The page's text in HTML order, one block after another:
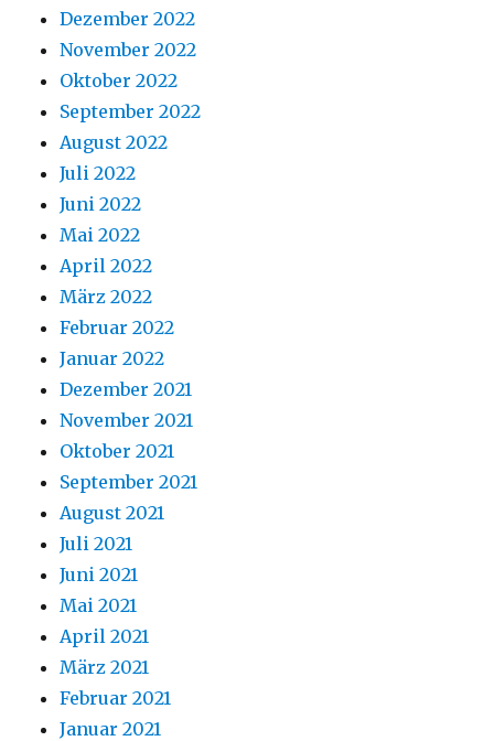
Dezember 2022
November 2022
Oktober 2022
September 2022
August 2022
Juli 2022
Juni 2022
Mai 2022
April 2022
März 2022
Februar 2022
Januar 2022
Dezember 2021
November 2021
Oktober 2021
September 2021
August 2021
Juli 2021
Juni 2021
Mai 2021
April 2021
März 2021
Februar 2021
Januar 2021